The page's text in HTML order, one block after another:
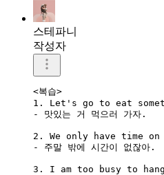
스테파니
작성자
<복습>
1. Let's go to eat
- 맛있는 거 먹으러 가자.
2. We only have time on
- 주말 밖에 시간이 없잖아.
3. I am too busy to